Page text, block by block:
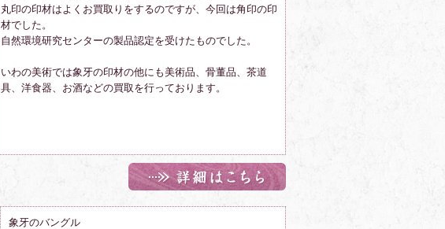
丸印の印材はよくお買取りをするのですが、今回は角印の印
材でした。
自然環境研究センターの製品認定を受けたものでした。
いわの美術では象牙の印材の他にも美術品、骨董品、茶道
具、洋食器、お酒などの買取を行っております。
象牙のバングル